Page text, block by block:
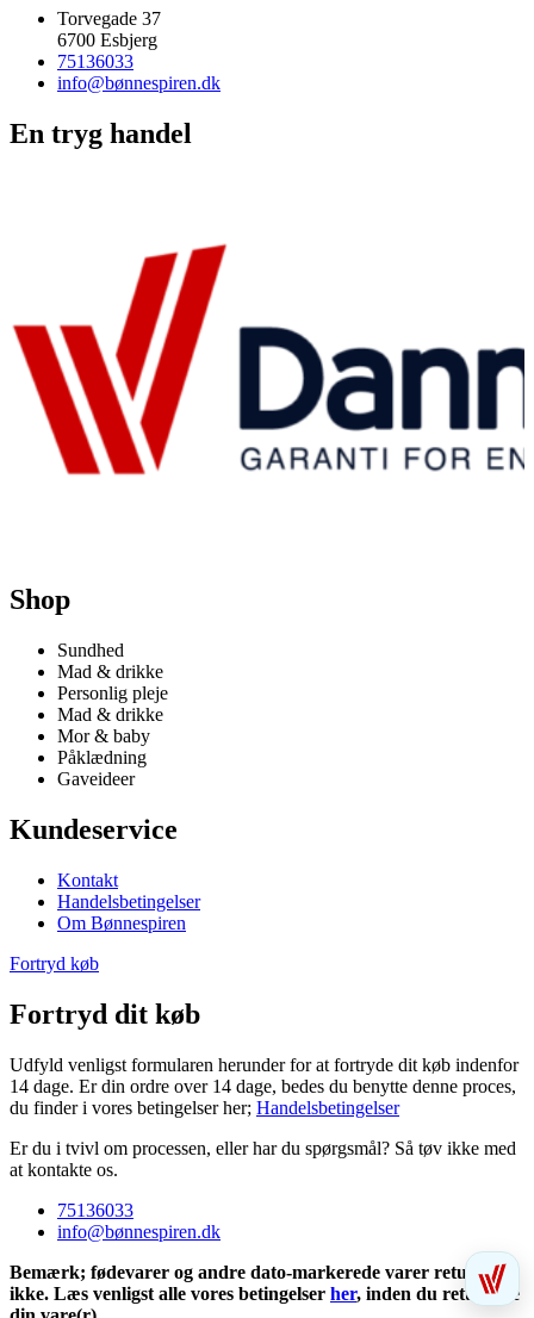
Torvegade 37
6700 Esbjerg
75136033
info@bønnespiren.dk
En tryg handel
Shop
Sundhed
Mad & drikke
Personlig pleje
Mad & drikke
Mor & baby
Påklædning
Gaveideer
Kundeservice
Kontakt
Handelsbetingelser
Om Bønnespiren
Fortryd køb
Fortryd dit køb
Udfyld venligst formularen herunder for at fortryde dit køb indenfor
14 dage. Er din ordre over 14 dage, bedes du benytte denne proces,
du finder i vores betingelser her; Handelsbetingelser
Er du i tvivl om processen, eller har du spørgsmål? Så tøv ikke med
at kontakte os.
75136033
info@bønnespiren.dk
Bemærk; fødevarer og andre dato-markerede varer returneres
ikke. Læs venligst alle vores betingelser her, inden du returnere